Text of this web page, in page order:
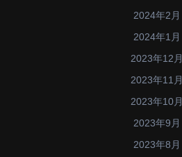
2024年2月
2024年1月
2023年12月
2023年11月
2023年10月
2023年9月
2023年8月